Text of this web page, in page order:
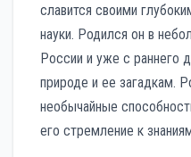
славится своими
науки. Родился он в
России и уже с раннего
природе и ее загадкам.
необычайные
его стремление к